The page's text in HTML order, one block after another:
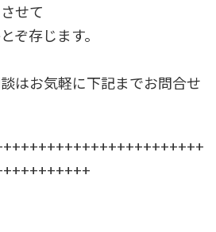
せて
ぞ存じます。
はお気軽に下記までお問合せ